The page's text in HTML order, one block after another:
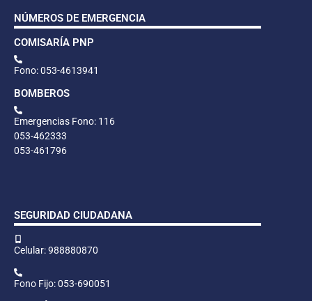
NÚMEROS DE EMERGENCIA
COMISARÍA PNP
Fono: 053-4613941
BOMBEROS
Emergencias Fono: 116
053-462333
053-461796
SEGURIDAD CIUDADANA
Celular: 988880870
Fono Fijo: 053-690051